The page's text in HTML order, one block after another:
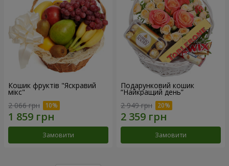
Кошик фруктів "Яскравий
мікс"
2 066 грн
Замовити
Подарунковий кошик
“Найкращий день”
2 949 грн
Замовити